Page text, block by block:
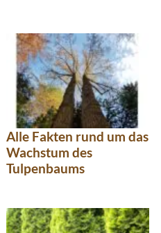
Alle Fakten rund um das
Wachstum des
Tulpenbaums